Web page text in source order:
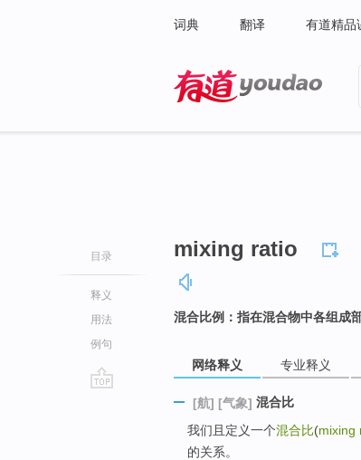
词典 翻译 有道精品
目录
释义
用法
例句
mixing ratio
混合比例：指在混合物中各组成
网络释义 专业释义
[航] [气象] 混合比
我们且定义一个混合比(mixing
的关系。